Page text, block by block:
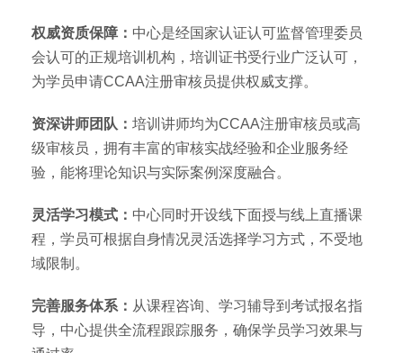
权威资质保障： 中心是经国家认证认可监督管理委员
会认可的正规培训机构，培训证书受行业广泛认可，
为学员申请CCAA注册审核员提供权威支撑。
资深讲师团队： 培训讲师均为CCAA注册审核员或高
级审核员，拥有丰富的审核实战经验和企业服务经
验，能将理论知识与实际案例深度融合。
灵活学习模式： 中心同时开设线下面授与线上直播课
程，学员可根据自身情况灵活选择学习方式，不受地
域限制。
完善服务体系： 从课程咨询、学习辅导到考试报名指
导，中心提供全流程跟踪服务，确保学员学习效果与